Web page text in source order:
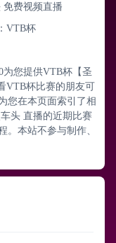
免费视频直播
VTB杯
为您提供VTB杯【圣
VTB杯比赛的朋友可
您在本页面索引了相
头 直播的近期比赛
。本站不参与制作、